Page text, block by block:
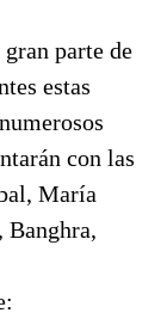
parte de
estas
con las
María
Banghra,